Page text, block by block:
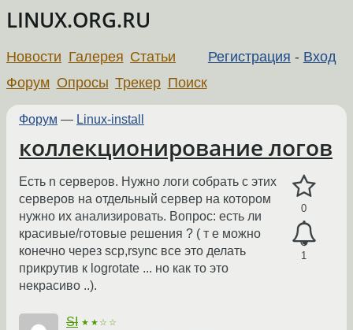
LINUX.ORG.RU
Регистрация - Вход
Новости Галерея Статьи
Форум Опросы Трекер Поиск
Форум — Linux-install
коллекционирование логов
0
1
Есть n серверов. Нужно логи собрать с этих
серверов на отдельный сервер на котором
нужно их анализировать. Вопрос: есть ли
красивые/готовые решения ? ( т е можно
конечно через scp,rsync все это делать
прикрутив к logrotate ... но как то это
некрасиво ..).
SI ★★☆☆